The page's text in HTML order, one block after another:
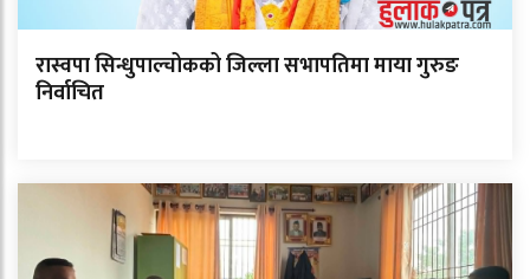
रास्वपा सिन्धुपाल्चोकको जिल्ला सभापतिमा माया गुरुङ
निर्वाचित